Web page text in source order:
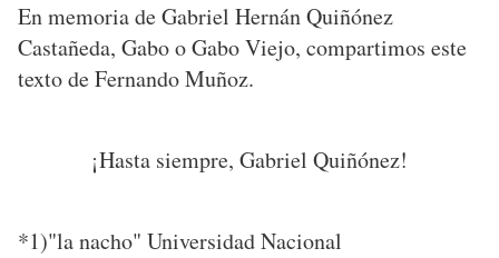
En memoria de Gabriel Hernán Quiñónez
Castañeda, Gabo o Gabo Viejo, compartimos este
texto de Fernando Muñoz.
¡Hasta siempre, Gabriel Quiñónez!
*1)"la nacho" Universidad Nacional